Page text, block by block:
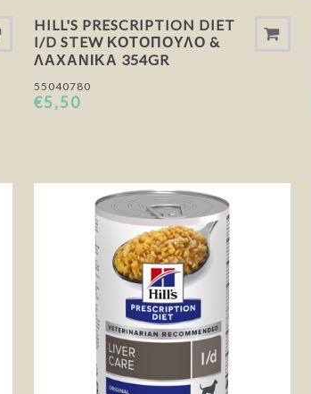
HILL'S PRESCRIPTION DIET
I/D STEW ΚΟΤΌΠΟΥΛΟ &
ΛΑΧΑΝΙΚΆ 354GR
55040780
€5,50